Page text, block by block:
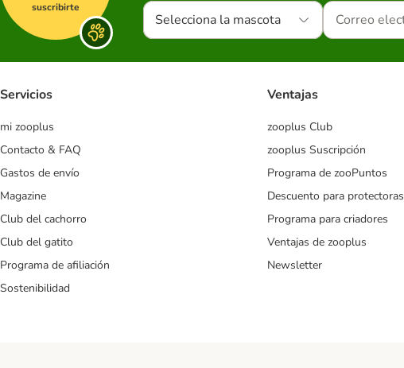
suscribirte
Selecciona la mascota
Servicios
mi zooplus
Contacto & FAQ
Gastos de envío
Magazine
Club del cachorro
Club del gatito
Programa de afiliación
Sostenibilidad
Ventajas
zooplus Club
zooplus Suscripción
Programa de zooPuntos
Descuento para protectoras
Programa para criadores
Ventajas de zooplus
Newsletter